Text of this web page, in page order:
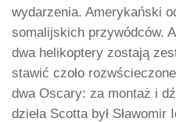
wydarzenia. Amerykański
somalijskich przywódców.
dwa helikoptery zostają
stawić czoło
dwa Oscary: za montaż i
dzieła Scotta był